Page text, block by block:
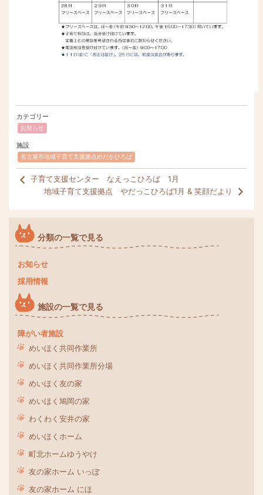
カテゴリー
お知らせ
施設
名古屋市地域子育て支援拠点めだかひろば
子育て支援センター なえっこひろば 1月
地域子育て支援拠点 やだっこひろば1月 & 笑顔だより
分類の一覧で見る
お知らせ
採用情報
施設の一覧で見る
障がい者施設
めいほく共同作業所
めいほく共同作業所分場
めいほく友の家
めいほく鳩岡の家
わくわく安井の家
めいほくホーム
町北ホームゆうやけ
友の家ホーム いっぽ
友の家ホーム にほ